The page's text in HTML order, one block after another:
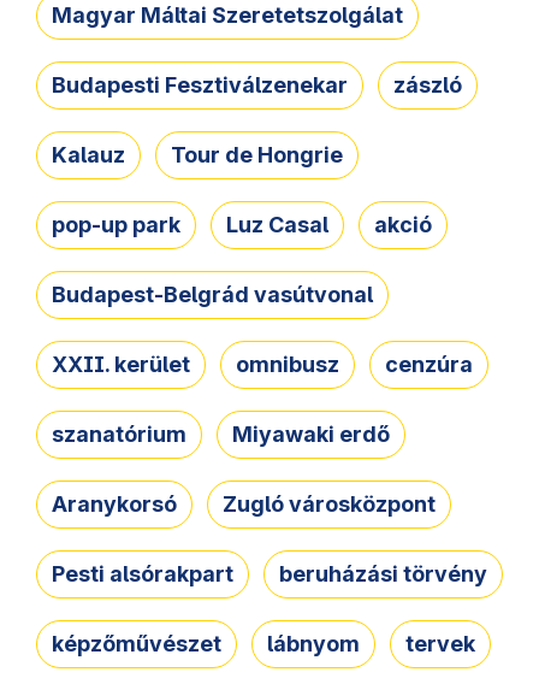
Magyar Máltai Szeretetszolgálat
Budapesti Fesztiválzenekar zászló
Kalauz Tour de Hongrie
pop-up park Luz Casal akció
Budapest-Belgrád vasútvonal
XXII. kerület omnibusz cenzúra
szanatórium Miyawaki erdő
Aranykorsó Zugló városközpont
Pesti alsórakpart beruházási törvény
képzőművészet lábnyom tervek